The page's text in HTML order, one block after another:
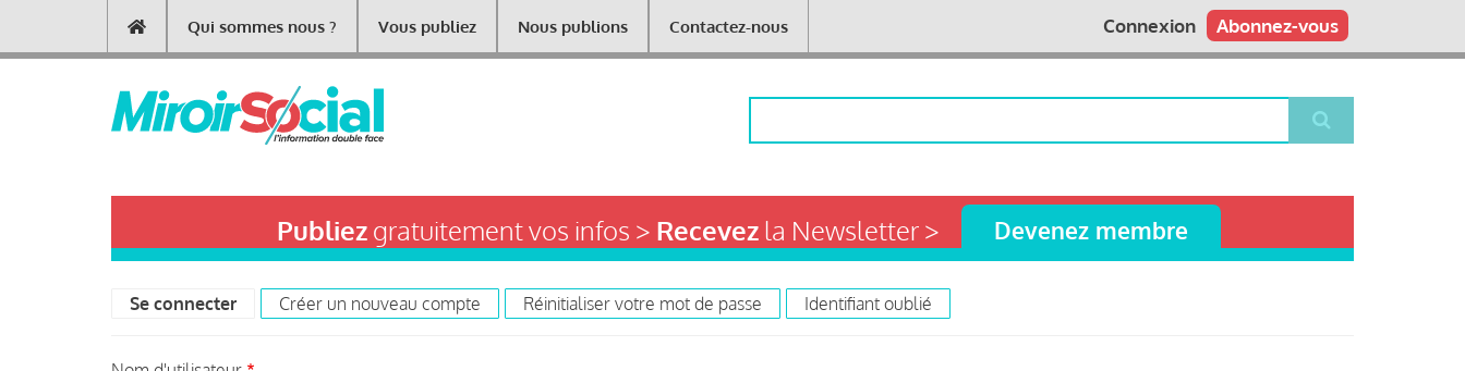
contenu
Main
navigation
Qui sommes nous ? Vous publiez Nous publions Contactez-nous Abonnez-vous
Connexion
Publiezgratuitement vos infos > Recevezla Newsletter > Devenez membre
Se connecter (onglet actif)
Créer un nouveau compte Réinitialiser votre mot de passe Identifiant oublié